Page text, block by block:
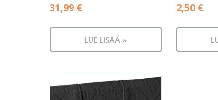
31,99 €
LUE LISÄÄ »
2,50 €